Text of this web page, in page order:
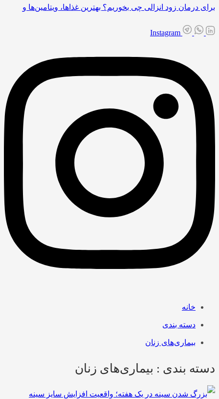
برای درمان زود انزالی چی بخوریم؟ بهترین غذاها، ویتامین‌ها و
Instagram
خانه
دسته بندی
بیماری‌های زنان
دسته بندی : بیماری‌های زنان